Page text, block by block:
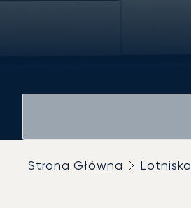
Strona Główna Lotniska